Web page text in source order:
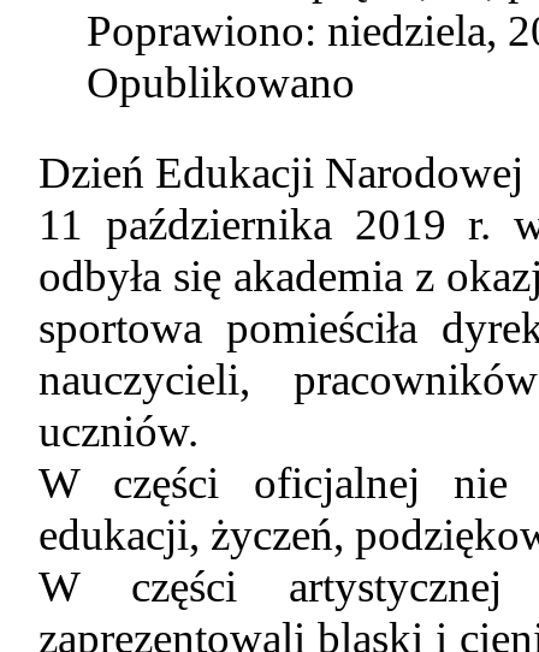
Poprawiono: niedziela,
Opublikowano
Dzień Edukacji Narodowej
11 października 2019 r.
odbyła się akademia z
sportowa pomieściła
nauczycieli,
uczniów.
W części oficjalnej nie
edukacji, życzeń,
W części artystycznej
zaprezentowali blaski i